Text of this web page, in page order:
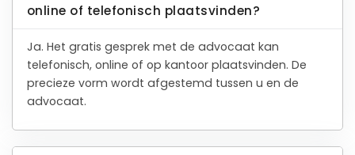
online of telefonisch plaatsvinden?
Ja. Het gratis gesprek met de advocaat kan
telefonisch, online of op kantoor plaatsvinden. De
precieze vorm wordt afgestemd tussen u en de
advocaat.